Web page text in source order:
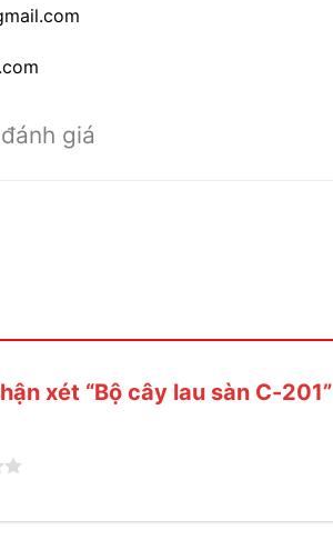
giá
xét “Bộ cây lau sàn C-201”